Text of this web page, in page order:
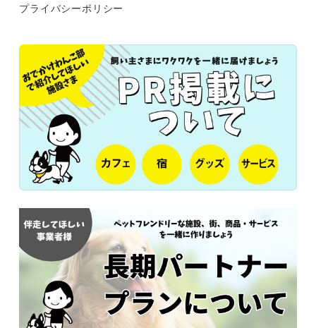
プライバシーポリシー